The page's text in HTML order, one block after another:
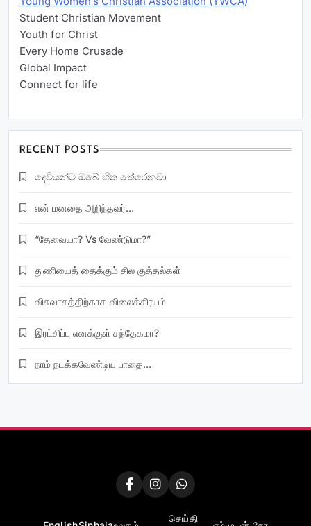
Student Christian Movement
Youth for Christ
Every Home Crusade
Global Impact
Connect for life
RECENT POSTS
දෙවියන්ට ඔබේ හිත තේරෙනවා
என் மனதை அறிந்தவர்…
“தேவையா? Vs வேண்டுமா?”
துணியைத் தைக்கும் சில குத்தல்கள்
விசுவாசத்திற்காக விலைக்கிரயம்
இரட்சிப்பு எனக்குள் சந்தேகமா?
நாம் நடக்கவேண்டிய பாதை…
செய்தி